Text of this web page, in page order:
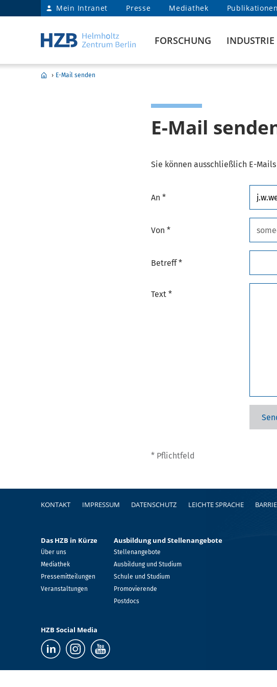
Mein Intranet Presse Mediathek Publikationen
FORSCHUNG INDUSTRIE
› E-Mail senden
E-Mail
Sie können ausschließlich E-
An *
Von *
Betreff *
Text *
* Pflichtfeld
Fußzeile
KONTAKT IMPRESSUM DATENSCHUTZ LEICHTE SPRACHE
Das HZB in Kürze
Über uns
Mediathek
Pressemitteilungen
Veranstaltungen
Ausbildung und Stellenangebote
Stellenangebote
Ausbildung und Studium
Schule und Studium
Promovierende
Postdocs
HZB Social Media